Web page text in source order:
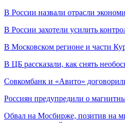
В России назвали отрасли
В России захотели усилить
В Московском регионе и части
В ЦБ рассказали, как снять
Совкомбанк и «Авито»
Россиян предупредили о
Обвал на Мосбирже, позитив на